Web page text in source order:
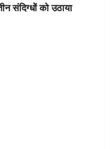
संदिग्धों को उठाया